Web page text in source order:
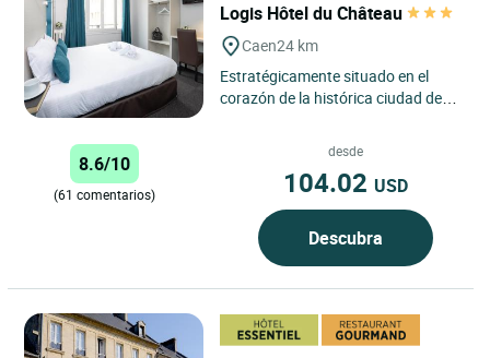
Logis Hôtel du Château
Caen24 km
Estratégicamente situado en el
corazón de la histórica ciudad de
goza de una ubicación...
8.6/10
(61 comentarios)
desde
104.02 USD
Descubra